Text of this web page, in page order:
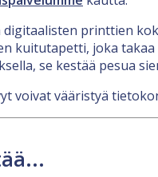
digitaalisten printtien
kuitutapetti, joka
se kestää pesua
voivat vääristyä